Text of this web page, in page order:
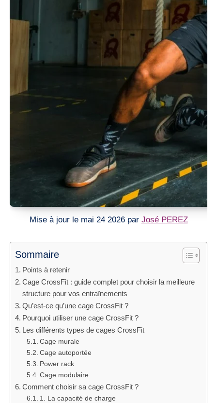
Mise à jour le mai 24 2026 par José PEREZ
Sommaire
Points à retenir
Cage CrossFit : guide complet pour choisir la meilleure
structure pour vos entraînements
Qu’est-ce qu’une cage CrossFit ?
Pourquoi utiliser une cage CrossFit ?
Les différents types de cages CrossFit
Cage murale
Cage autoportée
Power rack
Cage modulaire
Comment choisir sa cage CrossFit ?
1. La capacité de charge